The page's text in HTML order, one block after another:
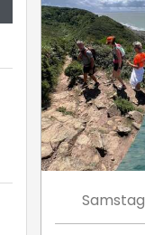
Samstag